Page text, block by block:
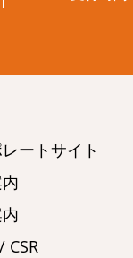
ートサイト
CSR